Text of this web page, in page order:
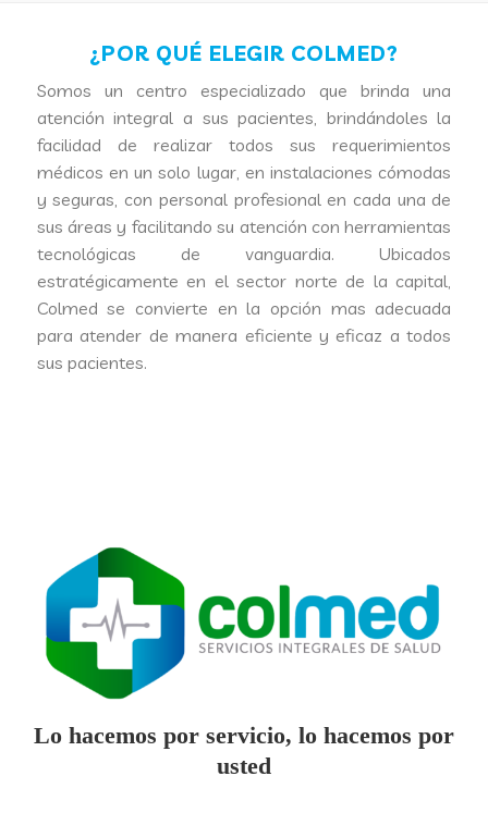
¿POR QUÉ ELEGIR COLMED?
Somos un centro especializado que brinda una
atención integral a sus pacientes, brindándoles la
facilidad de realizar todos sus requerimientos
médicos en un solo lugar, en instalaciones cómodas
y seguras, con personal profesional en cada una de
sus áreas y facilitando su atención con herramientas
tecnológicas de vanguardia. Ubicados
estratégicamente en el sector norte de la capital,
Colmed se convierte en la opción mas adecuada
para atender de manera eficiente y eficaz a todos
sus pacientes.
Lo hacemos por servicio, lo hacemos por
usted